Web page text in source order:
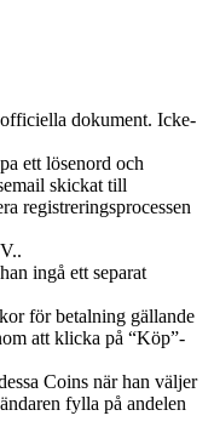
dokument. Icke-
ett lösenord och
skickat till
registreringsprocessen
ingå ett separat
för betalning gällande
att klicka på “Köp”-
Coins när han väljer
fylla på andelen